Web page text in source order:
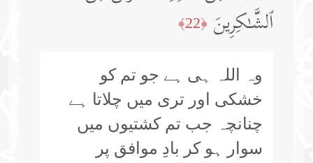
ٱلشَّـٰكِرِینَ ﴿22﴾
وہ اللہ ہی ہے جو تم کو
خشکی اور تری میں چلاتا ہے
چنانچہ جب تم کشتیوں میں
سوار ہو کر بادِ موافق پر